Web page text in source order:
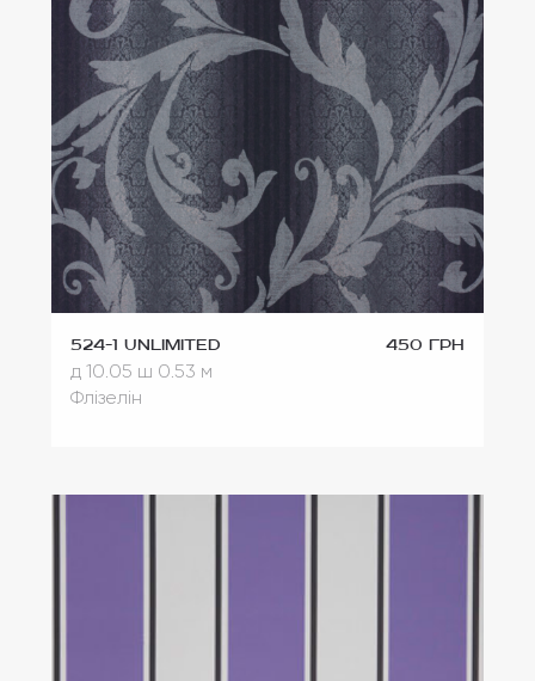
524-1 Unlimited 450 грн
д 10.05 ш 0.53 м
Флізелін